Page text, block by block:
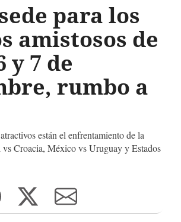
para los
amistosos de
y 7 de
rumbo a
están el enfrentamiento de la
vs Croacia, México vs Uruguay y Estados